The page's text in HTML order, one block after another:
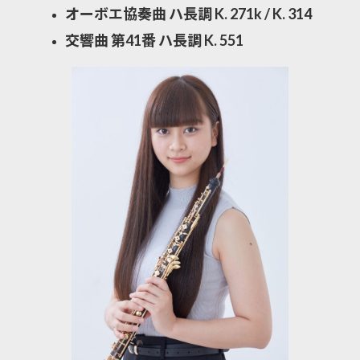
オーボエ協奏曲 ハ長調 K. 271k / K. 314
交響曲 第41番 ハ長調 K. 551